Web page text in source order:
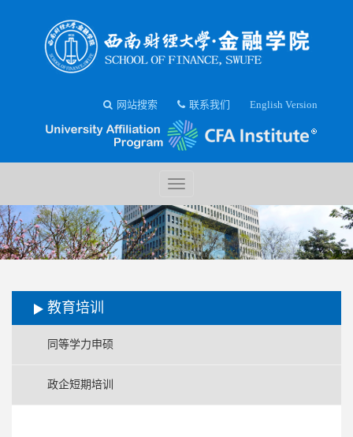
English Version
联系我们
网站搜索
教育培训
同等学力申硕
政企短期培训